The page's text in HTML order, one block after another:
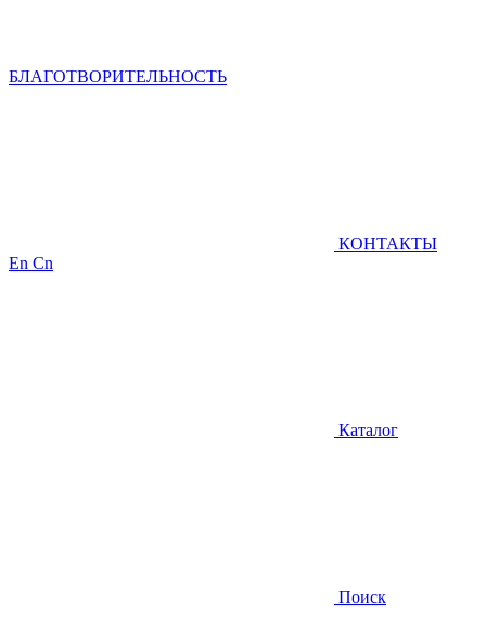
БЛАГОТВОРИТЕЛЬНОСТЬ
КОНТАКТЫ
En Cn
Каталог
Поиск